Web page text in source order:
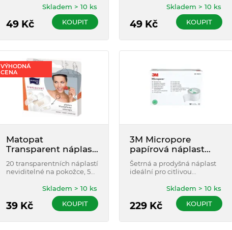
49Kč
Skladem > 10 ks
KOUPIT
49 Kč
Skladem > 10 ks
KOUPIT
VÝHODNÁ
CENA
Matopat
Transparent náplast
20 transparentních náplastí
neviditelné na pokožce, 5
39Kč
Skladem > 10 ks
KOUPIT
3M Micropore
papírová náplast
bílá 2.5cmx9.1m
1530-1 12ks
Šetrná a prodyšná náplast
ideální pro citlivou
a přiléhá na vlhké povrchy.
Perfektní pro ošetření ran a
fixaci obvazů.
229 Kč
Skladem > 10 ks
KOUPIT